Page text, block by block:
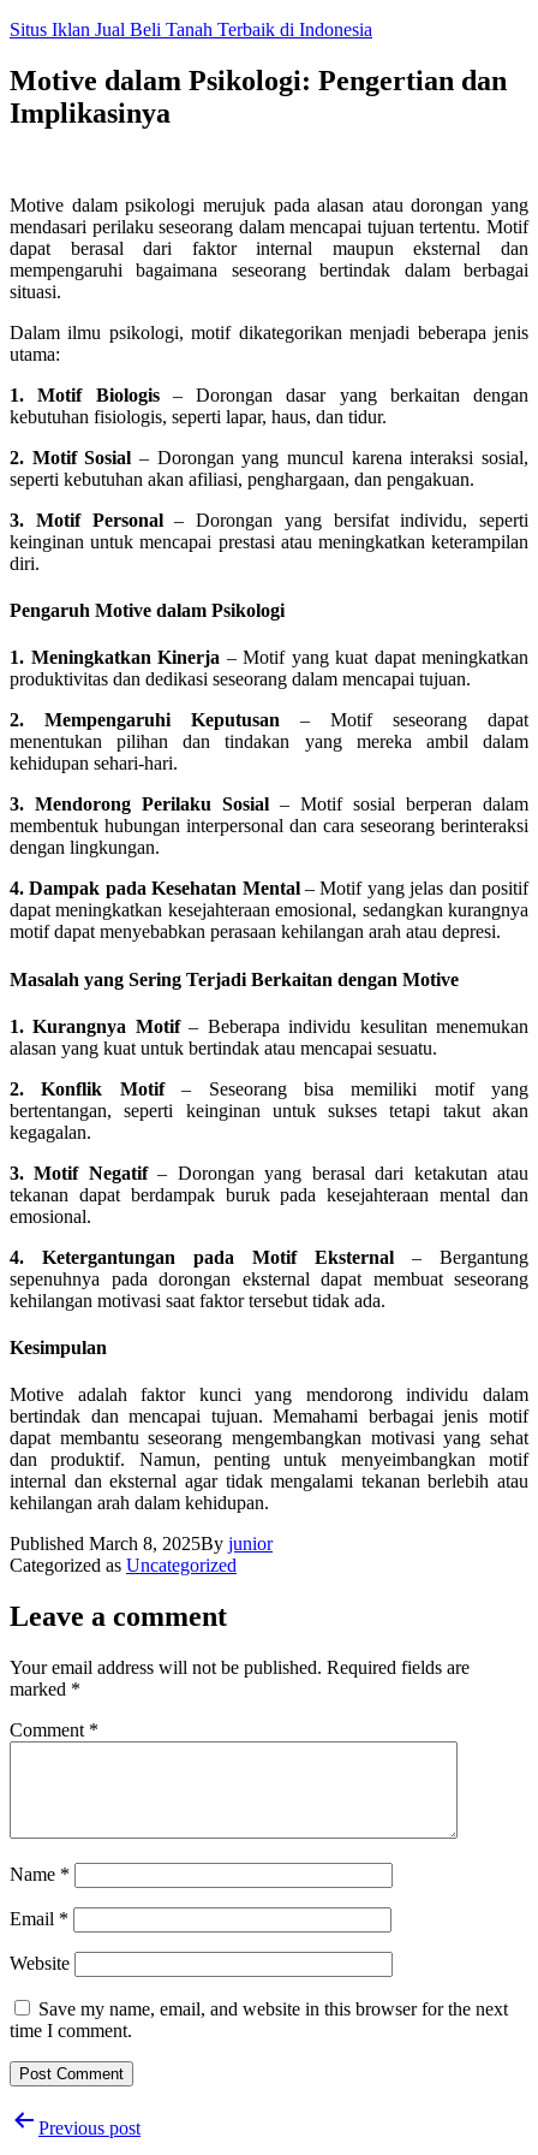
Skip
content
Situs Iklan Jual Beli Tanah Terbaik di Indonesia
Motive dalam Psikologi: Pengertian dan
Implikasinya
Motive dalam psikologi merujuk pada alasan atau dorongan yang
mendasari perilaku seseorang dalam mencapai tujuan tertentu. Motif
dapat berasal dari faktor internal maupun eksternal dan
mempengaruhi bagaimana seseorang bertindak dalam berbagai
situasi.
Dalam ilmu psikologi, motif dikategorikan menjadi beberapa jenis
utama:
1. Motif Biologis– Dorongan dasar yang berkaitan dengan
kebutuhan fisiologis, seperti lapar, haus, dan tidur.
2. Motif Sosial – Dorongan yang muncul karena interaksi sosial,
seperti kebutuhan akan afiliasi, penghargaan, dan pengakuan.
3. Motif Personal– Dorongan yang bersifat individu, seperti
keinginan untuk mencapai prestasi atau meningkatkan keterampilan
diri.
Pengaruh Motive dalam Psikologi
1. Meningkatkan Kinerja – Motif yang kuat dapat meningkatkan
produktivitas dan dedikasi seseorang dalam mencapai tujuan.
2. Mempengaruhi Keputusan – Motif seseorang dapat
menentukan pilihan dan tindakan yang mereka ambil dalam
kehidupan sehari-hari.
3. Mendorong Perilaku Sosial – Motif sosial berperan dalam
membentuk hubungan interpersonal dan cara seseorang berinteraksi
dengan lingkungan.
4. Dampak pada Kesehatan Mental– Motif yang jelas dan positif
dapat meningkatkan kesejahteraan emosional, sedangkan kurangnya
motif dapat menyebabkan perasaan kehilangan arah atau depresi.
Masalah yang Sering Terjadi Berkaitan dengan Motive
1. Kurangnya Motif– Beberapa individu kesulitan menemukan
alasan yang kuat untuk bertindak atau mencapai sesuatu.
2. Konflik Motif– Seseorang bisa memiliki motif yang
bertentangan, seperti keinginan untuk sukses tetapi takut akan
kegagalan.
3. Motif Negatif– Dorongan yang berasal dari ketakutan atau
tekanan dapat berdampak buruk pada kesejahteraan mental dan
emosional.
4. Ketergantungan pada Motif Eksternal – Bergantung
sepenuhnya pada dorongan eksternal dapat membuat seseorang
kehilangan motivasi saat faktor tersebut tidak ada.
Kesimpulan
Motive adalah faktor kunci yang mendorong individu dalam
bertindak dan mencapai tujuan. Memahami berbagai jenis motif
dapat membantu seseorang mengembangkan motivasi yang sehat
dan produktif. Namun, penting untuk menyeimbangkan motif
internal dan eksternal agar tidak mengalami tekanan berlebih atau
kehilangan arah dalam kehidupan.
Published March 8, 2025By junior
Categorized as Uncategorized
Leave a comment
Your email address will not be published. Required fields are
marked *
Comment *
Name *
Email *
Website
Save my name, email, and website in this browser for the next
time I comment.
PostPrevious post